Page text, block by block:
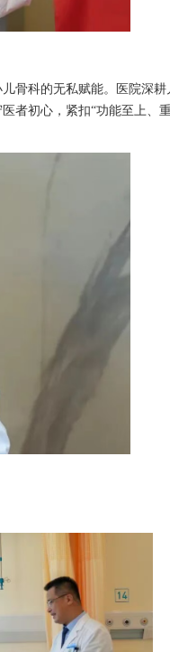
儿骨科的无私赋能。医院深
者初心，紧扣“功能至上、